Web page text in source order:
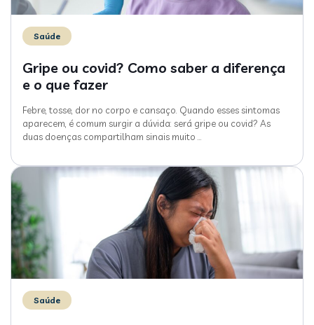
Saúde
Gripe ou covid? Como saber a diferença
e o que fazer
Febre, tosse, dor no corpo e cansaço. Quando esses sintomas
aparecem, é comum surgir a dúvida: será gripe ou covid? As
duas doenças compartilham sinais muito
Saúde